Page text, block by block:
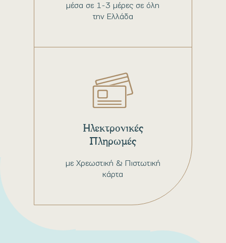
μέσα σε 1-3 μέρες σε όλη
την Ελλάδα
με Χρεωστική & Πιστωτική
κάρτα
Ηλεκτρονικές
Πληρωμές